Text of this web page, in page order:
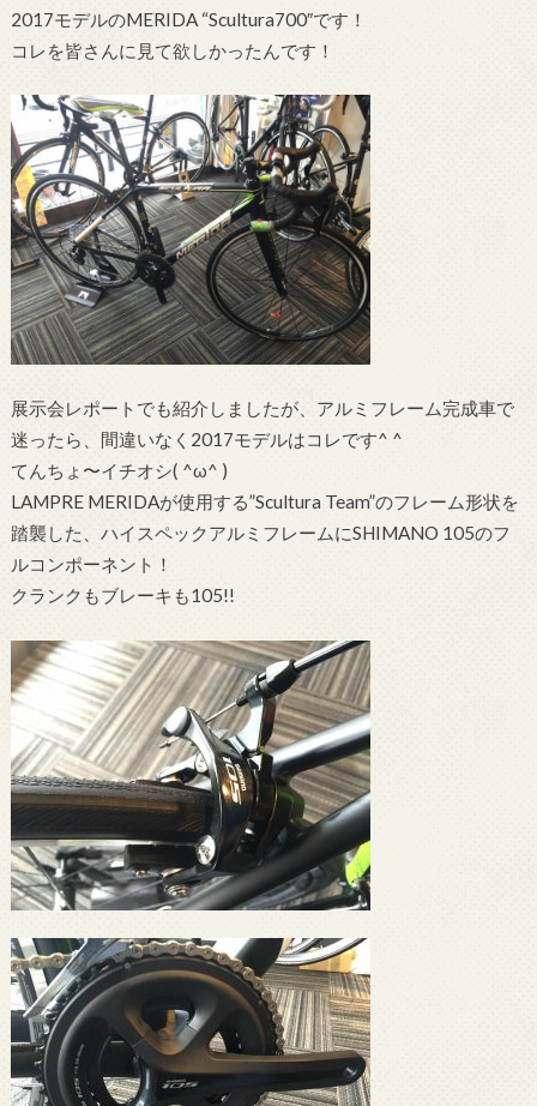
2017モデルのMERIDA “Scultura700″です！
コレを皆さんに見て欲しかったんです！
展示会レポートでも紹介しましたが、アルミフレーム完成車で
迷ったら、間違いなく2017モデルはコレです^ ^
てんちょ〜イチオシ( ^ω^ )
LAMPRE MERIDAが使用する”Scultura Team”のフレーム形状を
踏襲した、ハイスペックアルミフレームにSHIMANO 105のフ
ルコンポーネント！
クランクもブレーキも105!!